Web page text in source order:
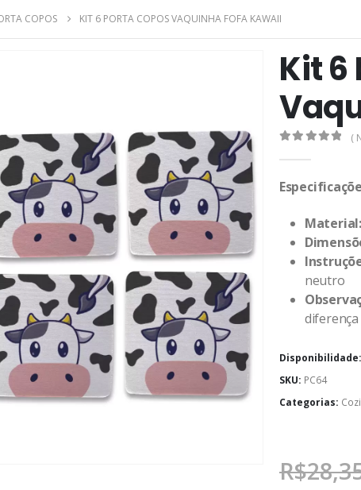
COPOS KIT 6 PORTA COPOS VAQUINHA FOFA KAWAII
Kit 6
(
Material:
neutro
Disponibilidade:
SKU: PC64
Categorias:
R$